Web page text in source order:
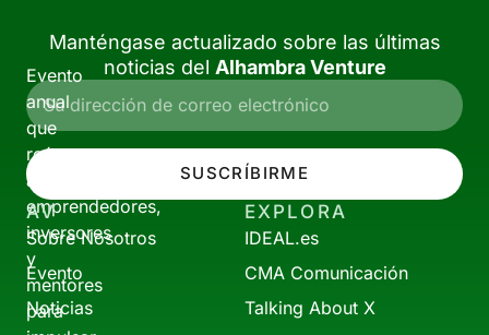
Evento
anual
que
reúne
a
emprendedores,
inversores
y
mentores
para
Manténgase actualizado sobre las últimas
noticias del Alhambra Venture
SUSCRÍBIRME
AV
Sobre Nosotros
Evento
Noticias
EXPLORA
IDEAL.es
CMA Comunicación
Talking About X